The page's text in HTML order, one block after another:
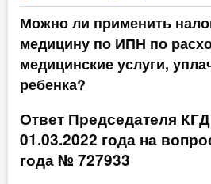
Консультации
Правовая база
Инструменты
Вебинары
Можно ли применить
медицину по ИПН по
медицинские услуги,
ребенка?
Ответ Председателя
01.03.2022 года на
года № 727933